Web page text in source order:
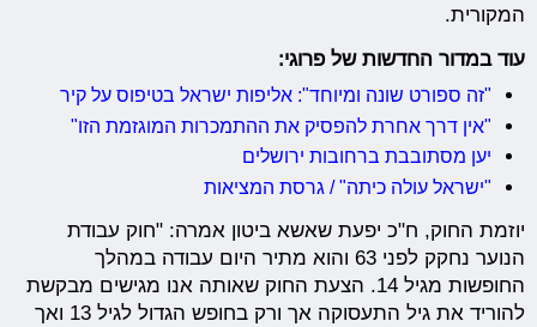
המקורית.
עוד במדור החדשות של פרוגי:
"זה ספורט שונה ומיוחד": אליפות ישראל בטיפוס על קיר
"אין דרך אחרת להפסיק את ההתמכרות המוגזמת הזו"
יען מסתובבת ברחובות ירושלים
"ישראל עולה כיתה" / גרסת המציאות
יוזמת החוק, ח"כ יפעת שאשא ביטון אמרה: "חוק עבודת
הנוער נחקק לפני 63 והוא מתיר היום עבודה במהלך
החופשות מגיל 14. הצעת החוק שאותה אנו מגישים מבקשת
להוריד את גיל התעסוקה אך ורק בחופש הגדול לגיל 13 ואך